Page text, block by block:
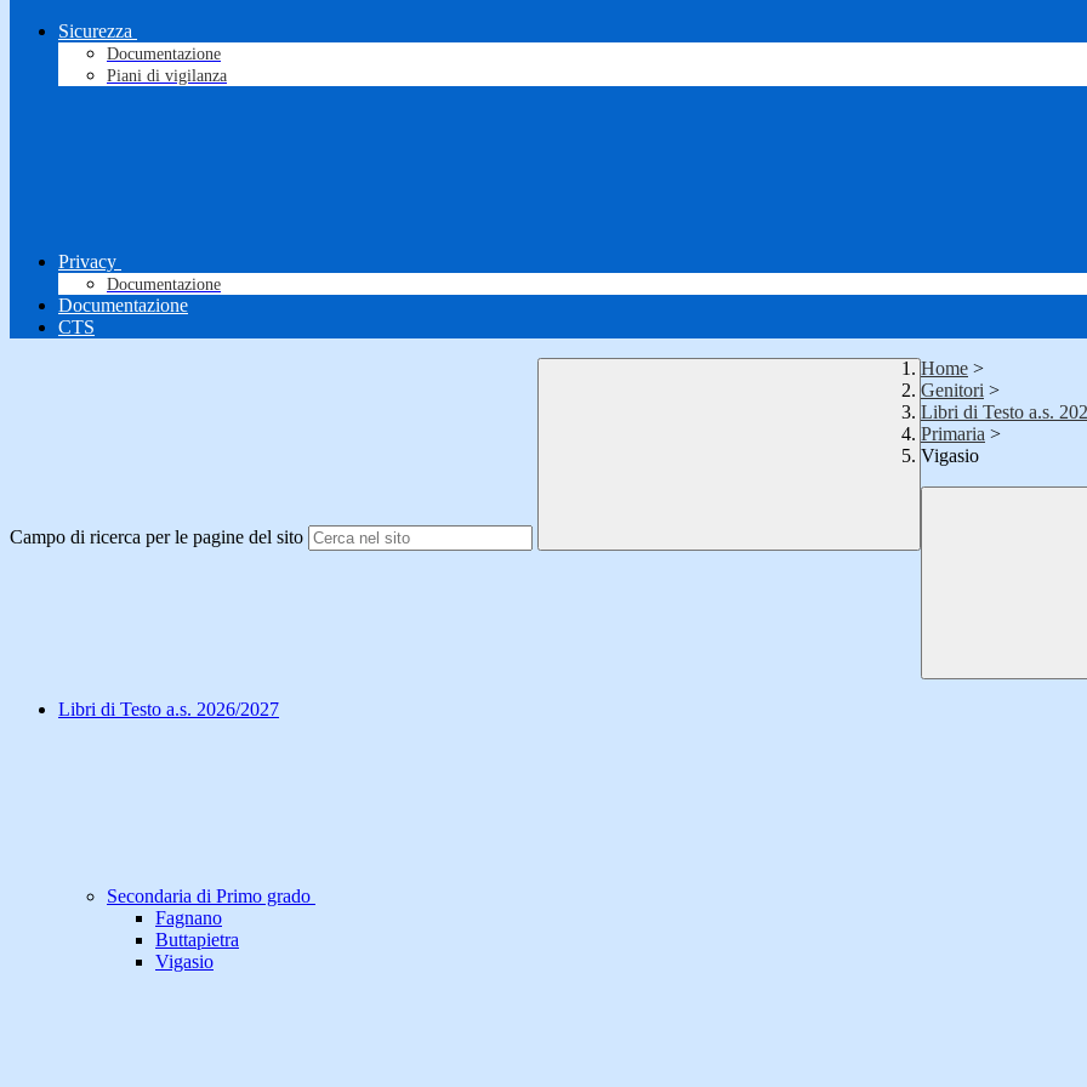
Sicurezza
Documentazione
Piani di vigilanza
Privacy
Documentazione
Documentazione
CTS
Campo di ricerca per le pagine del sito
Home >
Genitori >
Libri di Testo a.s.
Primaria >
Vigasio
Libri di Testo a.s. 2026/2027
Secondaria di Primo grado
Fagnano
Buttapietra
Vigasio